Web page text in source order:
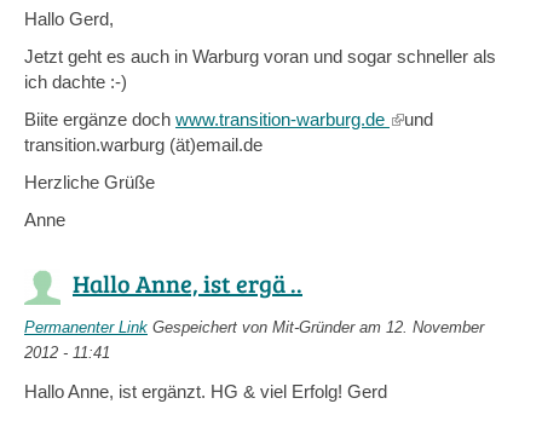
Hallo Gerd,
Jetzt geht es auch in Warburg voran und sogar schneller als
ich dachte :-)
Biite ergänze doch www.transition-warburg.de (link
und
transition.warburg (ät)email.de
Herzliche Grüße
Anne
Hallo Anne, ist ergä ..
Permanenter Link Gespeichert von Mit-Gründeram 12. November
2012 - 11:41
Hallo Anne, ist ergänzt. HG & viel Erfolg! Gerd